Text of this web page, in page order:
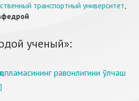
транспортный университет,
ученый»:
равонлигини ўлчаш